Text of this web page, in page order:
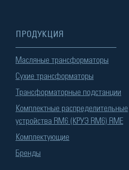
ПРОДУКЦИЯ
Масляные трансформаторы
Сухие трансформаторы
Трансформаторные подстанции
Комплектные распределительные
устройства RM6 (КРУЭ RM6) RME
Комплектующие
Бренды